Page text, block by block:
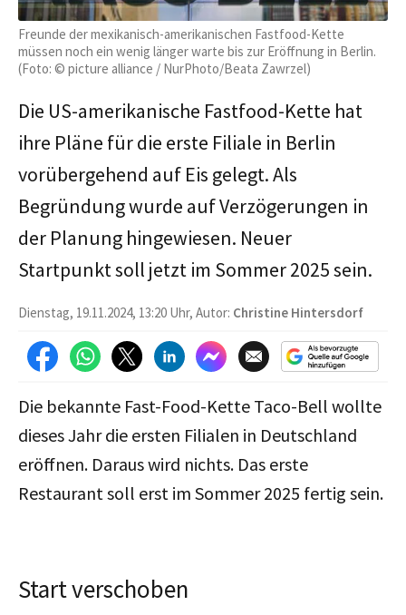
Freunde der mexikanisch-amerikanischen Fastfood-Kette
müssen noch ein wenig länger warte bis zur Eröffnung in Berlin.
(Foto: © picture alliance / NurPhoto/Beata Zawrzel)
Die US-amerikanische Fastfood-Kette hat
ihre Pläne für die erste Filiale in Berlin
vorübergehend auf Eis gelegt. Als
Begründung wurde auf Verzögerungen in
der Planung hingewiesen. Neuer
Startpunkt soll jetzt im Sommer 2025 sein.
Dienstag, 19.11.2024, 13:20 Uhr, Autor: Christine Hintersdorf
Die bekannte Fast-Food-Kette Taco-Bell wollte
dieses Jahr die ersten Filialen in Deutschland
eröffnen. Daraus wird nichts. Das erste
Restaurant soll erst im Sommer 2025 fertig sein.
Start verschoben